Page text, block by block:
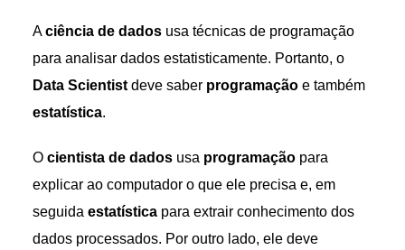
Aciência de dadosusa técnicas de programação
para analisar dados estatisticamente. Portanto, o
Data Scientist deve saber programaçãoe também
estatística.
O cientista de dadosusa programaçãopara
explicar ao computador o que ele precisa e, em
seguida estatísticapara extrair conhecimento dos
dados processados. Por outro lado, ele deve